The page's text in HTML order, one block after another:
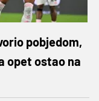
pobjedom,
opet ostao na